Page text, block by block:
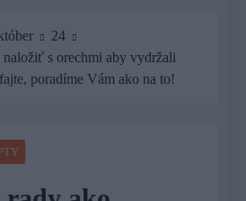
24
naložiť s orechmi aby vydržali
poradíme Vám ako na to!